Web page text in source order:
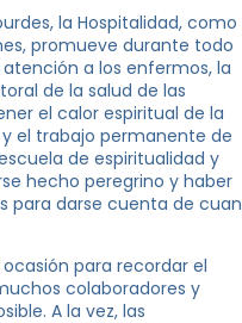
la Hospitalidad, como
promueve durante todo
a los enfermos, la
de la salud de las
el calor espiritual de la
el trabajo permanente de
de espiritualidad y
hecho peregrino y haber
para darse cuenta de cuan
para recordar el
colaboradores y
A la vez, las